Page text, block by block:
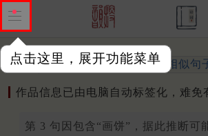
点击这里，展开功能菜单
作品 标注四声 出处、引用 相似句
作品信息已由电脑自动标签化，难免
第 3 句因包含“画饼”，据此推断可